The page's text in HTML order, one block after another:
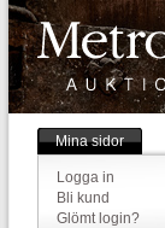
Mina sidor
Logga in
Bli kund
Glömt login?